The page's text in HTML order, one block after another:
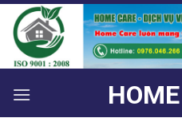
Bỏ
qua
nội
dung